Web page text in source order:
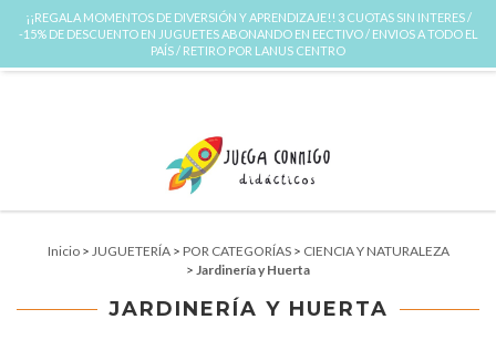
¡¡REGALA MOMENTOS DE DIVERSIÓN Y APRENDIZAJE!! 3 CUOTAS SIN INTERES /
-15% DE DESCUENTO EN JUGUETES ABONANDO EN EECTIVO / ENVIOS A TODO EL
PAÍS / RETIRO POR LANUS CENTRO
PRODUCTOS
0
Inicio > JUGUETERÍA > POR CATEGORÍAS > CIENCIA Y NATURALEZA
> Jardinería y Huerta
JARDINERÍA Y HUERTA